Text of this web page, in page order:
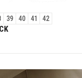
39 40 41 42